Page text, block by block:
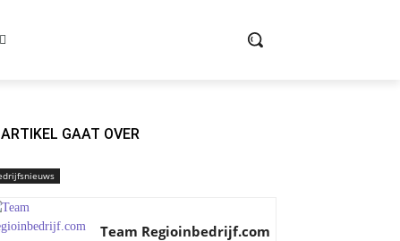
ARTIKEL GAAT OVER
Team Regioinbedrijf.com